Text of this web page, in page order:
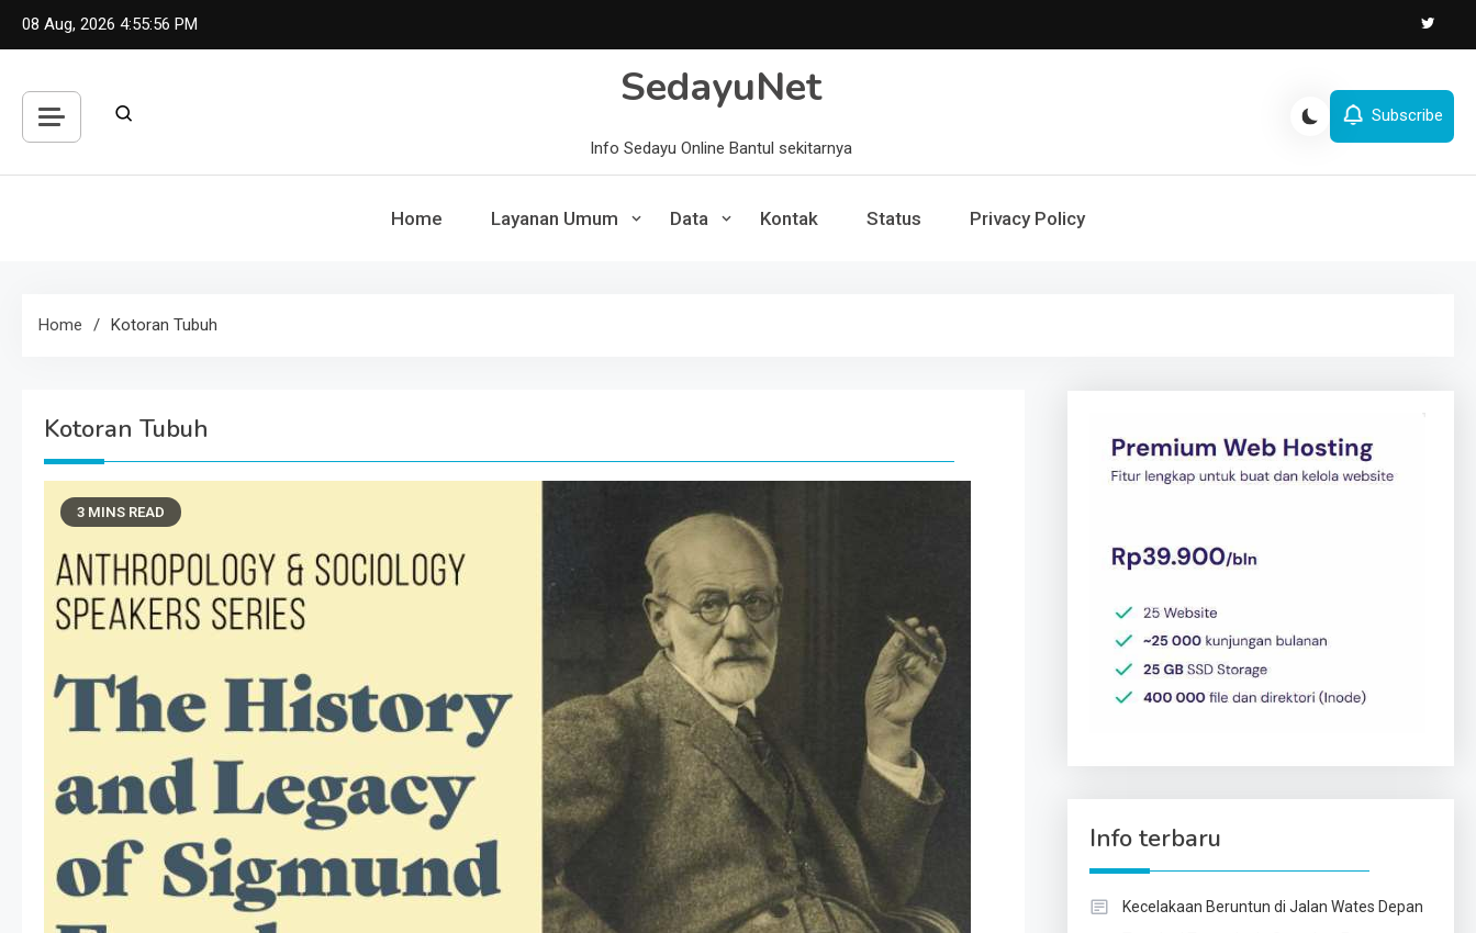
Skip
08 Aug, 2026 4:55:57 PM
SedayuNet
Info Sedayu Online Bantul sekitarnya
Subscribe
Home Layanan Umum Data Kontak Status Privacy Policy
Home Kotoran Tubuh
Kotoran Tubuh
3 MINS READ
Info terbaru
Kecelakaan Beruntun di Jalan Wates Depan